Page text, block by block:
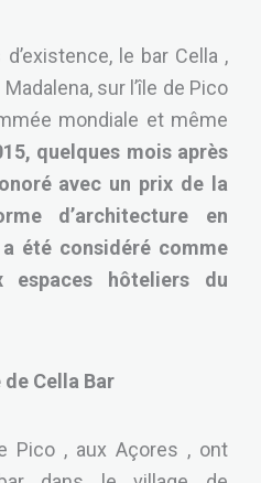
le bar Cella ,
sur l’île de Pico
mondiale et même
quelques mois après
avec un prix de la
d’architecture en
été considéré comme
espaces hôteliers du
de Cella Bar
Pico , aux Açores , ont